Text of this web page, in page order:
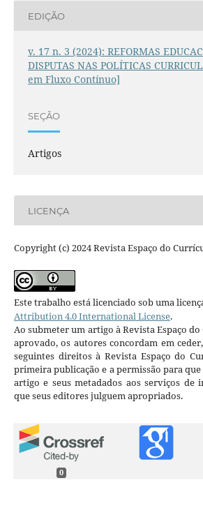
EDIÇÃO
v. 17 n. 3 (2024): REFORMAS
DISPUTAS NAS POLÍTICAS
em Fluxo Contínuo]
SEÇÃO
Artigos
LICENÇA
Copyright (c) 2024 Revista Espaço do
Este trabalho está licenciado sob uma
Attribution 4.0 International License.
Ao submeter um artigo à Revista Espaço
aprovado, os autores concordam em
seguintes direitos à Revista Espaço do
primeira publicação e a permissão para que
artigo e seus metadados aos serviços de
que seus editores julguem apropriados.
0